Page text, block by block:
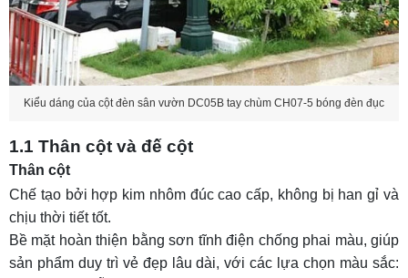
Kiểu dáng của cột đèn sân vườn DC05B tay chùm CH07-5 bóng đèn đục
1.1 Thân cột và đế cột
Thân cột
Chế tạo bởi hợp kim nhôm đúc cao cấp, không bị han gỉ và
chịu thời tiết tốt.
Bề mặt hoàn thiện bằng sơn tĩnh điện chống phai màu, giúp
sản phẩm duy trì vẻ đẹp lâu dài, với các lựa chọn màu sắc: